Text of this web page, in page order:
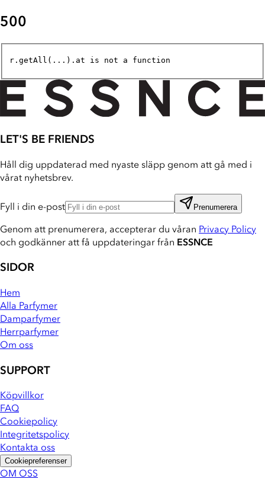
500
r.getAll(...).at is not a function
LET'S BE FRIENDS
Håll dig uppdaterad med nyaste släpp genom att gå med i
vårat nyhetsbrev.
Fyll i din e-post Prenumerera
Genom att prenumerera, accepterar du våran Privacy Policy
och godkänner att få uppdateringar från ESSNCE
SIDOR
Hem
Alla Parfymer
Damparfymer
Herrparfymer
Om oss
SUPPORT
Köpvillkor
FAQ
Cookiepolicy
Integritetspolicy
Kontakta oss
Cookiepreferenser
OM OSS